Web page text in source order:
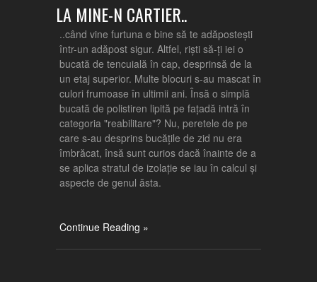
LA MINE-N CARTIER..
..când vine furtuna e bine să te adăpostești
într-un adăpost sigur. Altfel, riști să-ți iei o
bucată de tencuială în cap, desprinsă de la
un etaj superior. Multe blocuri s-au mascat în
culori frumoase în ultimii ani. Însă o simplă
bucată de polistiren lipită pe fațadă intră în
categoria "reabilitare"? Nu, peretele de pe
care s-au desprins bucățile de zid nu era
îmbrăcat, însă sunt curios dacă înainte de a
se aplica stratul de izolație se iau în calcul și
aspecte de genul ăsta.
Continue Reading »